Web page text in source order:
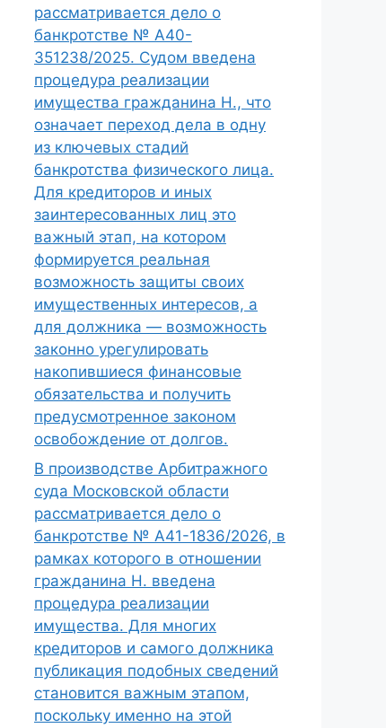
рассматривается дело о
банкротстве № А40-
351238/2025. Судом введена
процедура реализации
имущества гражданина Н., что
означает переход дела в одну
из ключевых стадий
банкротства физического лица.
Для кредиторов и иных
заинтересованных лиц это
важный этап, на котором
формируется реальная
возможность защиты своих
имущественных интересов, а
для должника — возможность
законно урегулировать
накопившиеся финансовые
обязательства и получить
предусмотренное законом
освобождение от долгов.
В производстве Арбитражного
суда Московской области
рассматривается дело о
банкротстве № А41-1836/2026, в
рамках которого в отношении
гражданина Н. введена
процедура реализации
имущества. Для многих
кредиторов и самого должника
публикация подобных сведений
становится важным этапом,
поскольку именно на этой